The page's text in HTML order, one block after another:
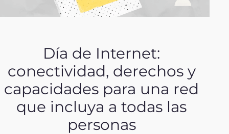
Día de Internet:
conectividad, derechos y
capacidades para una red
que incluya a todas las
personas